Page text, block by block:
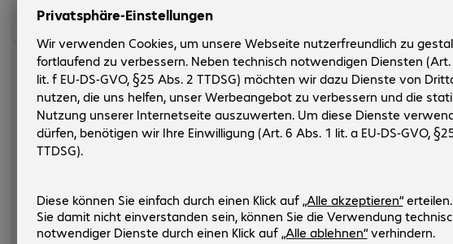
HP ProDesk 4 SFF G1i U5 16/
Artikel-Nr:
Hersteller-Nr:
9H7L4ET#ABD
Ausführung : Deutsch
Gehäusetyp:Small Form Factor
€ 891,99